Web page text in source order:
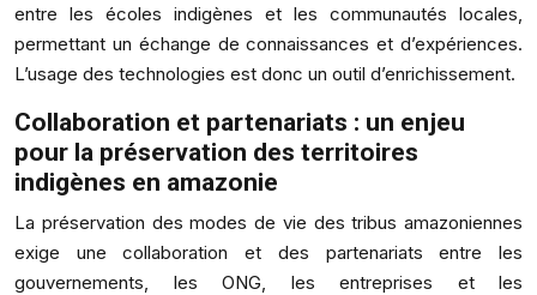
entre les écoles indigènes et les communautés locales,
permettant un échange de connaissances et d’expériences.
L’usage des technologies est donc un outil d’enrichissement.
Collaboration et partenariats : un enjeu
pour la préservation des territoires
indigènes en amazonie
La préservation des modes de vie des tribus amazoniennes
exige une collaboration et des partenariats entre les
gouvernements, les ONG, les entreprises et les